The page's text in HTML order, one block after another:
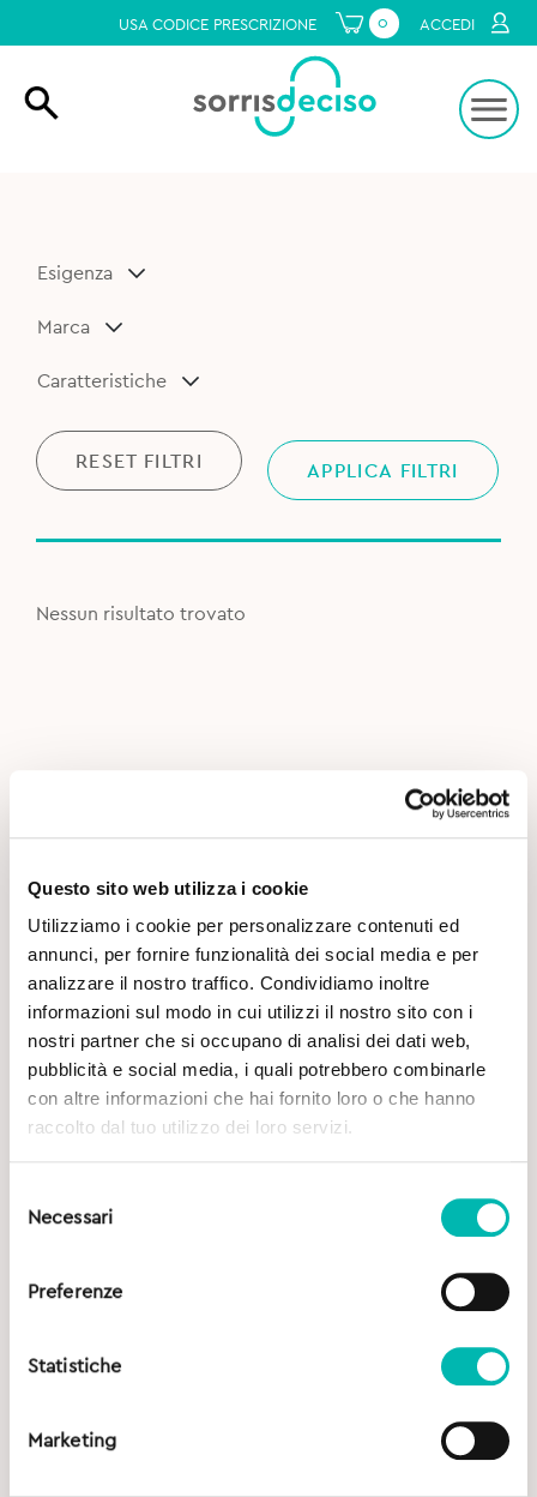
Questo sito web utilizza i cookie
Utilizziamo i cookie per personalizzare contenuti ed
annunci, per fornire funzionalità dei social media e per
analizzare il nostro traffico. Condividiamo inoltre
informazioni sul modo in cui utilizzi il nostro sito con i
nostri partner che si occupano di analisi dei dati web,
pubblicità e social media, i quali potrebbero combinarle
con altre informazioni che hai fornito loro o che hanno
raccolto dal tuo utilizzo dei loro servizi.
delNecessari
Preferenze
Statistiche
Marketing
USA CODICE PRESCRIZIONE 0 ACCEDI
Esigenza
Marca
Caratteristiche
RESET FILTRI APPLICA FILTRI
Nessun risultato trovato